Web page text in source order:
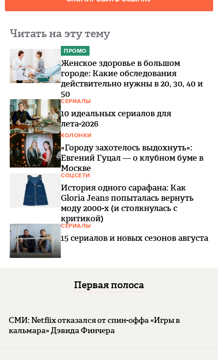
Читать на эту тему
ПРОМО
Женское здоровье в большом
городе: Какие обследования
действительно нужны в 20, 30, 40 и
50
СЕРИАЛЫ
10 идеальных сериалов для
лета-2026
КОЛОНКИ
«Городу захотелось выдохнуть»:
Евгений Гуцал — о клубном буме в
Москве
СОЦСЕТИ
История одного сарафана: Как
Gloria Jeans попыталась вернуть
моду 2000-х (и столкнулась с
критикой)
СЕРИАЛЫ
15 сериалов и новых сезонов августа
Первая полоса
СМИ: Netflix отказался от спин-оффа «Игры в
кальмара» Дэвида Финчера